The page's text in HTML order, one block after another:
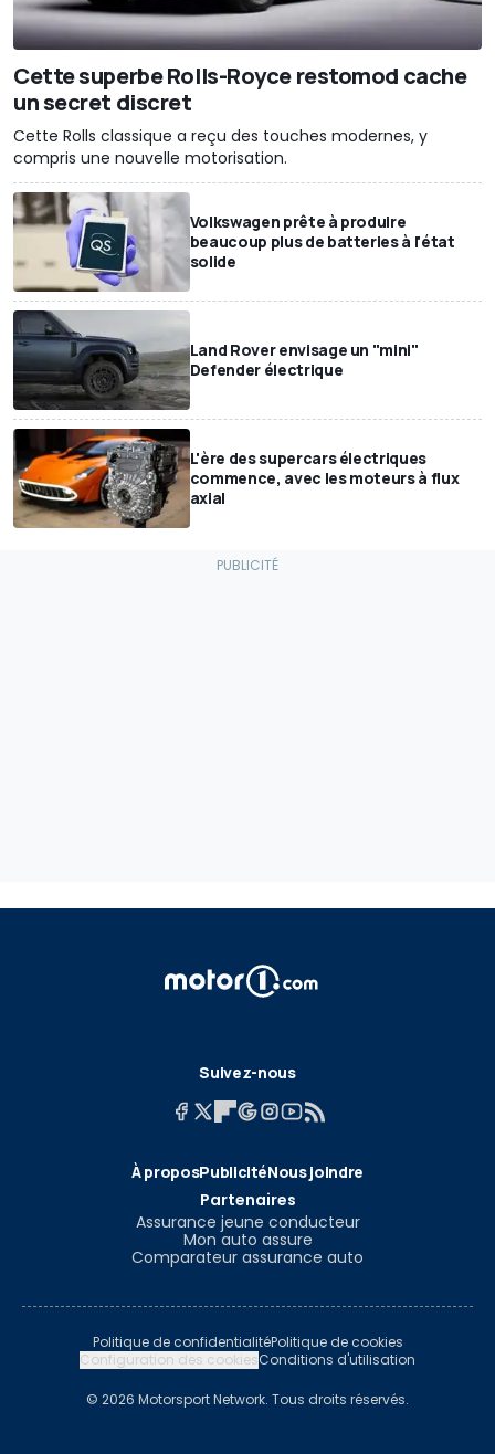
Cette superbe Rolls-Royce restomod cache
un secret discret
Cette Rolls classique a reçu des touches modernes, y
compris une nouvelle motorisation.
Volkswagen prête à produire
beaucoup plus de batteries à l'état
solide
Land Rover envisage un "mini"
Defender électrique
L'ère des supercars électriques
commence, avec les moteurs à flux
axial
Suivez-nous
À proposPublicitéNous joindre
Partenaires
Assurance jeune conducteur
Mon auto assure
Comparateur assurance auto
Politique de confidentialitéPolitique de cookies
Configuration des cookiesConditions d'utilisation
© 2026 Motorsport Network. Tous droits réservés.